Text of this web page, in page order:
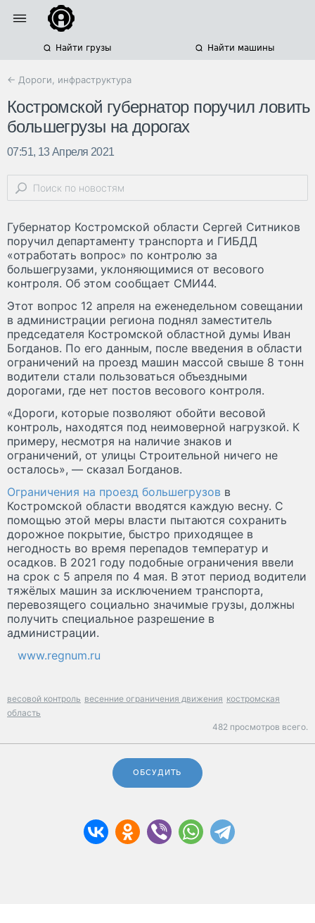
Найти грузы Найти машины
← Дороги, инфраструктура
Костромской губернатор поручил ловить
большегрузы на дорогах
07:51, 13 Апреля 2021
Губернатор Костромской области Сергей Ситников
поручил департаменту транспорта и ГИБДД
«отработать вопрос» по контролю за
большегрузами, уклоняющимися от весового
контроля. Об этом сообщает СМИ44.
Этот вопрос 12 апреля на еженедельном совещании
в администрации региона поднял заместитель
председателя Костромской областной думы Иван
Богданов. По его данным, после введения в области
ограничений на проезд машин массой свыше 8 тонн
водители стали пользоваться объездными
дорогами, где нет постов весового контроля.
«Дороги, которые позволяют обойти весовой
контроль, находятся под неимоверной нагрузкой. К
примеру, несмотря на наличие знаков и
ограничений, от улицы Строительной ничего не
осталось», — сказал Богданов.
Ограничения на проезд большегрузов в
Костромской области вводятся каждую весну. С
помощью этой меры власти пытаются сохранить
дорожное покрытие, быстро приходящее в
негодность во время перепадов температур и
осадков. В 2021 году подобные ограничения ввели
на срок с 5 апреля по 4 мая. В этот период водители
тяжёлых машин за исключением транспорта,
перевозящего социально значимые грузы, должны
получить специальное разрешение в
администрации.
www.regnum.ru
весовой контроль весенние ограничения движения костромская
область
482 просмотров всего.
ОБСУДИТЬ